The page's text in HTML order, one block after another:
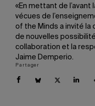
«En mettant de l’avant
vécues de
of the Minds a invité la
de nouvelles
collaboration et la
Jaime Demperio.
Partager